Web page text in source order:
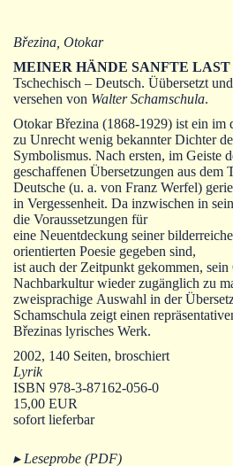
Autoren
Březina, Otokar
MEINER HÄNDE SANFTE LAST
Tschechisch – Deutsch. Üübersetzt
versehen von Walter Schamschula.
Otokar Březina (1868-1929) ist ein im
zu Unrecht wenig bekannter Dichter
Symbolismus. Nach ersten, im Geiste
geschaffenen Übersetzungen aus dem
Deutsche (u. a. von Franz Werfel)
in Vergessenheit. Da inzwischen in
die Voraussetzungen für
eine Neuentdeckung seiner
orientierten Poesie gegeben sind,
ist auch der Zeitpunkt gekommen, sein
Nachbarkultur wieder zugänglich zu
zweisprachige Auswahl in der
Schamschula zeigt einen
Březinas lyrisches Werk.
2002, 140 Seiten, broschiert
Lyrik
ISBN 978-3-87162-056-0
15,00 EUR
sofort lieferbar
▸ Leseprobe (PDF)